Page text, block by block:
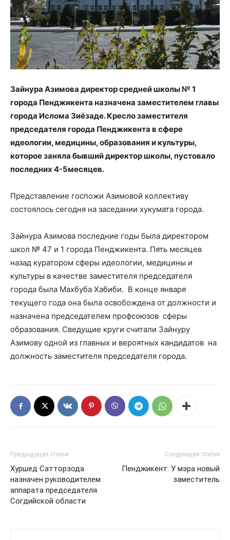
Зайнура Азимова директор средней школы № 1
города Пенджикента назначена заместителем главы
города Ислома Зиёзаде. Кресло заместителя
председателя города Пенджикента в сфере
идеологии, медицины, образования и культуры,
которое заняла бывший директор школы, пустовало
последних 4-5месяцев.
Представление госпожи Азимовой коллективу
состоялось сегодня на заседании хукумата города.
Зайнура Азимова последние годы была директором
школ № 47 и 1 города Пенджикента. Пять месяцев
назад куратором сферы идеологии, медицины и
культуры в качестве заместителя председателя
города была Махбуба Хабиби. В конце января
текущего года она была освобождена от должности и
назначена председателем профсоюзов сферы
образования. Сведущие круги считали Зайнуру
Азимову одной из главных и вероятных кандидатов на
должность заместителя председателя города.
Предыдущая статья
Хуршед Сатторзода
назначен руководителем
аппарата председателя
Согдийской области
Следующая статья
Пенджикент: У мэра новый
заместитель